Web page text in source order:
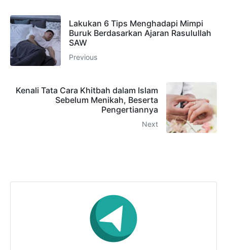
Lakukan 6 Tips Menghadapi Mimpi
Buruk Berdasarkan Ajaran Rasulullah
SAW
Previous
Kenali Tata Cara Khitbah dalam Islam
Sebelum Menikah, Beserta
Pengertiannya
Next